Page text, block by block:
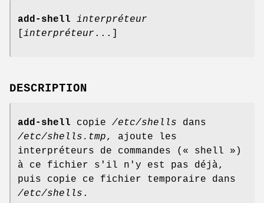
add-shell
interpréteur
interpréteur ...]
DESCRIPTION
add-shell copie /etc/shells dans
/etc/shells.tmp, ajoute les
interpréteurs de commandes (« shell »)
à ce fichier s'il n'y est pas déjà,
puis copie ce fichier temporaire dans
/etc/shells .